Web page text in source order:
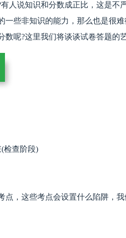
人说知识和分数成正比，这是不
些非知识的能力，那么也是很难
数呢?这里我们将谈谈试卷答题的
检查阶段)
，这些考点会设置什么陷阱，我